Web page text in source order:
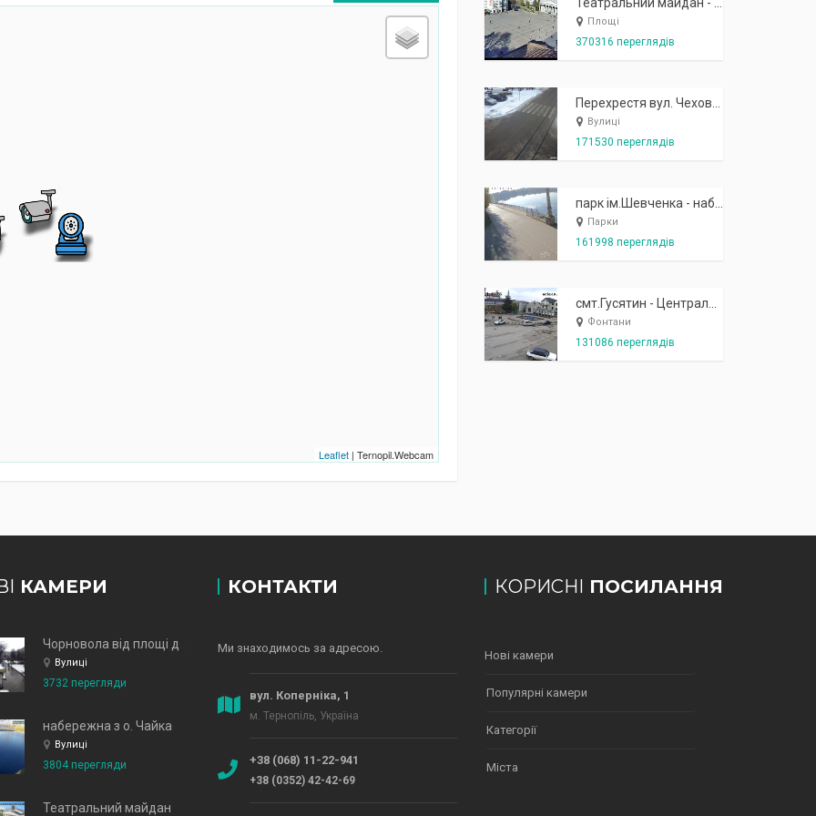
Leaflet| Ternopil.Webcam
Площі
370316 переглядів
Вулиці
171530 переглядів
Парки
161998 переглядів
Фонтани
131086 переглядів
КАМЕРИ
Вулиці
3732 перегляди
набережна з о. Чайка
Вулиці
3804 перегляди
Театральний майдан
КОНТАКТИ
Ми знаходимось за адресою.
вул. Коперніка, 1
м. Тернопіль, Україна
+38 (068) 11-22-941
+38 (0352) 42-42-69
КОРИСНІ ПОСИЛАННЯ
Нові камери
Популярні камери
Категорії
Міста